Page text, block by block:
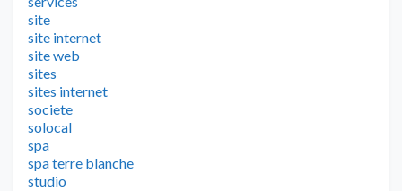
site
site internet
site web
sites
sites internet
societe
solocal
spa
spa terre blanche
studio